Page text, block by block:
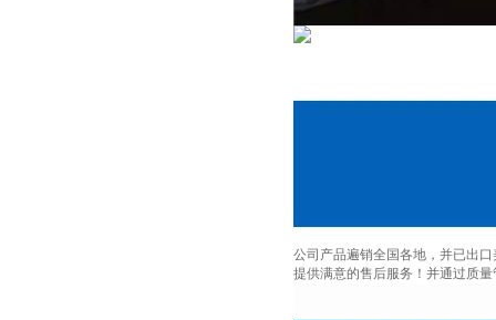
公司产品遍销全国各地，并已出
提供满意的售后服务！并通过质